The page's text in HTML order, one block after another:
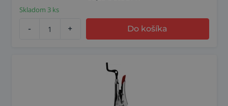
Skladom 3 ks
- + Do košíka